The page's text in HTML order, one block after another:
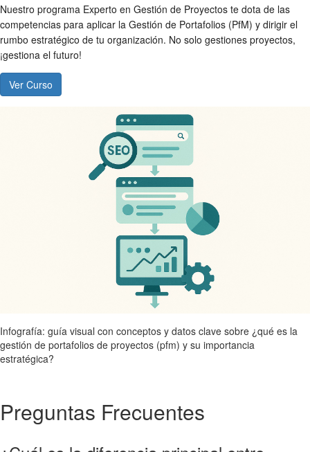
Nuestro programa Experto en Gestión de Proyectos te dota de las
competencias para aplicar la Gestión de Portafolios (PfM) y dirigir el
rumbo estratégico de tu organización. No solo gestiones proyectos,
¡gestiona el futuro!
Ver Curso
Infografía: guía visual con conceptos y datos clave sobre ¿qué es la
gestión de portafolios de proyectos (pfm) y su importancia
estratégica?
Preguntas Frecuentes